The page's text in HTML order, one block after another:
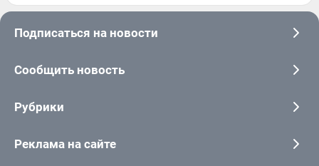
Подписаться на новости
Сообщить новость
Рубрики
Реклама на сайте